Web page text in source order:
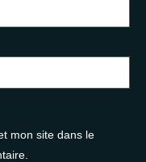
mon site dans le